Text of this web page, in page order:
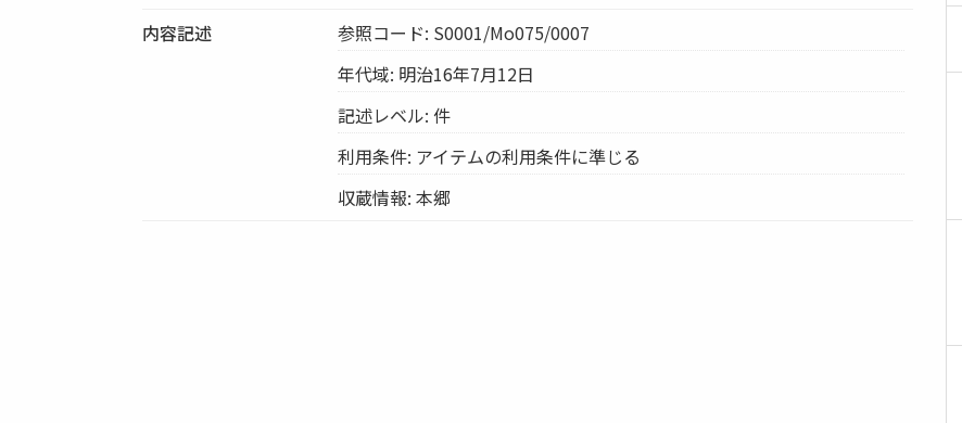
内容記述
参照コード: S0001/Mo075/0007
年代域: 明治16年7月12日
記述レベル: 件
利用条件: アイテムの利用条件に準じる
収蔵情報: 本郷